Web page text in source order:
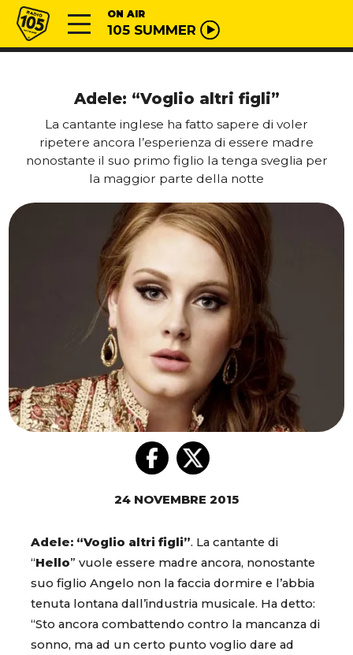
Vai al contenuto
Radio 105 ON AIR
105 SUMMER
Adele: “Voglio altri figli”
La cantante inglese ha fatto sapere di voler
ripetere ancora l’esperienza di essere madre
nonostante il suo primo figlio la tenga sveglia per
la maggior parte della notte
24 NOVEMBRE 2015
Adele: “Voglio altri figli”. La cantante di
“Hello” vuole essere madre ancora, nonostante
suo figlio Angelo non la faccia dormire e l’abbia
tenuta lontana dall’industria musicale. Ha detto:
“Sto ancora combattendo contro la mancanza di
sonno, ma ad un certo punto voglio dare ad